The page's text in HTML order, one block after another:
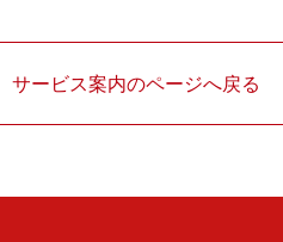
サービス案内のページへ戻る